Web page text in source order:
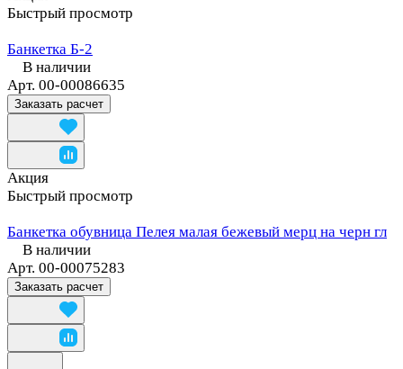
Быстрый просмотр
Банкетка Б-2
В наличии
Арт. 00-00086635
Заказать расчет
Акция
Быстрый просмотр
Банкетка обувница Пелея малая бежевый мерц на черн гл
В наличии
Арт. 00-00075283
Заказать расчет